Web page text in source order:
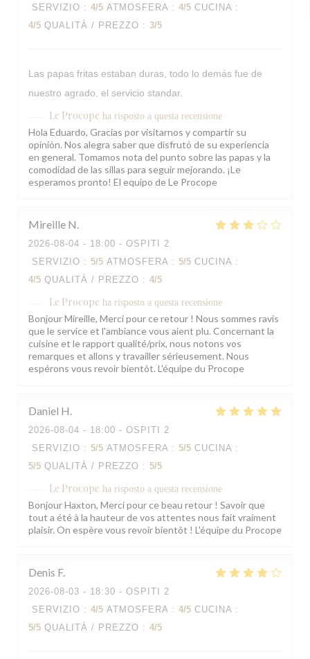
SERVIZIO : 4/5 ATMOSFERA : 4/5 CUCINA :
4/5 QUALITÀ / PREZZO : 3/5
Las papas fritas estaban duras, todo lo demás fue de
nuestro agrado, el servicio standar.
Le Procope ha risposto a questa recensione
Hola Eduardo, Gracias por visitarnos y compartir su
opinión. Nos alegra saber que disfrutó de su experiencia
en general. Tomamos nota del punto sobre las papas y la
comodidad de las sillas para seguir mejorando. ¡Le
esperamos pronto! El equipo de Le Procope
Mireille N
2026-08-04 - 18:00 - OSPITI 2
SERVIZIO : 5/5 ATMOSFERA : 5/5 CUCINA :
4/5 QUALITÀ / PREZZO : 4/5
Le Procope ha risposto a questa recensione
Bonjour Mireille, Merci pour ce retour ! Nous sommes ravis
que le service et l'ambiance vous aient plu. Concernant la
cuisine et le rapport qualité/prix, nous notons vos
remarques et allons y travailler sérieusement. Nous
espérons vous revoir bientôt. L'équipe du Procope
Daniel H
2026-08-04 - 18:00 - OSPITI 2
SERVIZIO : 5/5 ATMOSFERA : 5/5 CUCINA :
5/5 QUALITÀ / PREZZO : 5/5
Le Procope ha risposto a questa recensione
Bonjour Haxton, Merci pour ce beau retour ! Savoir que
tout a été à la hauteur de vos attentes nous fait vraiment
plaisir. On espère vous revoir bientôt ! L'équipe du Procope
Denis F
2026-08-03 - 18:30 - OSPITI 2
SERVIZIO : 4/5 ATMOSFERA : 4/5 CUCINA :
5/5 QUALITÀ / PREZZO : 4/5